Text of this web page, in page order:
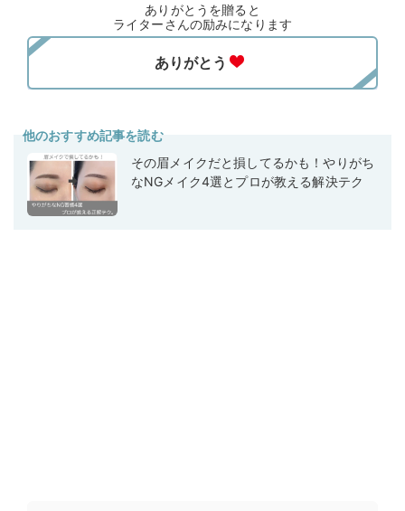
ありがとうを贈ると
ライターさんの励みになります
他のおすすめ記事を読む
その眉メイクだと損してるかも！やりがち
なNGメイク4選とプロが教える解決テク